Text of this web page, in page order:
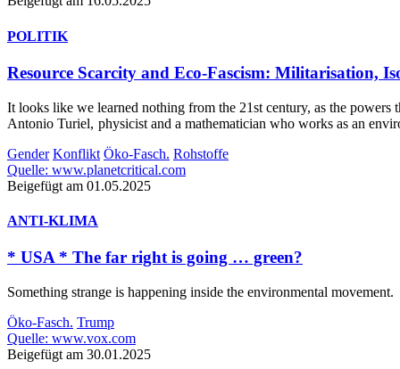
POLITIK
Resource Scarcity and Eco-Fascism: Militarisation,
It looks like we learned nothing from the 21st century, as the
Antonio Turiel, physicist and a mathematician who works as an
Gender Konflikt Öko-Fasch. Rohstoffe
Quelle: www.planetcritical.com
Beigefügt am 01.05.2025
ANTI-KLIMA
* USA * The far right is going … green?
Something strange is happening inside the environmental movement.
Öko-Fasch. Trump
Quelle: www.vox.com
Beigefügt am 30.01.2025